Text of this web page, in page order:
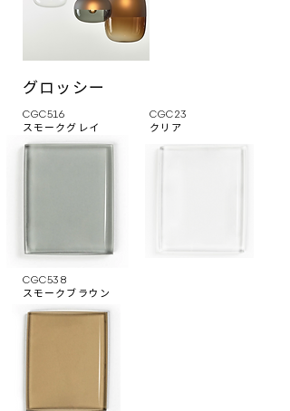
グロッシー
CGC516
スモークグレイ
CGC23
クリア
CGC538
スモークブラウン